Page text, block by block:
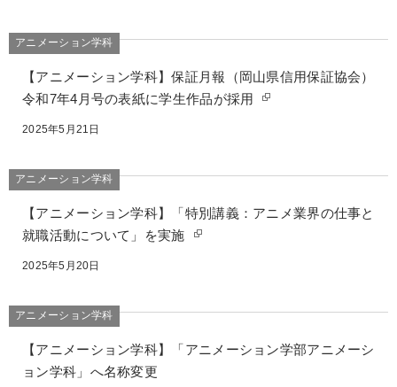
アニメーション学科
【アニメーション学科】保証月報（岡山県信用保証協会）
令和7年4月号の表紙に学生作品が採用
2025年5月21日
アニメーション学科
【アニメーション学科】「特別講義：アニメ業界の仕事と
就職活動について」を実施
2025年5月20日
アニメーション学科
【アニメーション学科】「アニメーション学部アニメーシ
ョン学科」へ名称変更